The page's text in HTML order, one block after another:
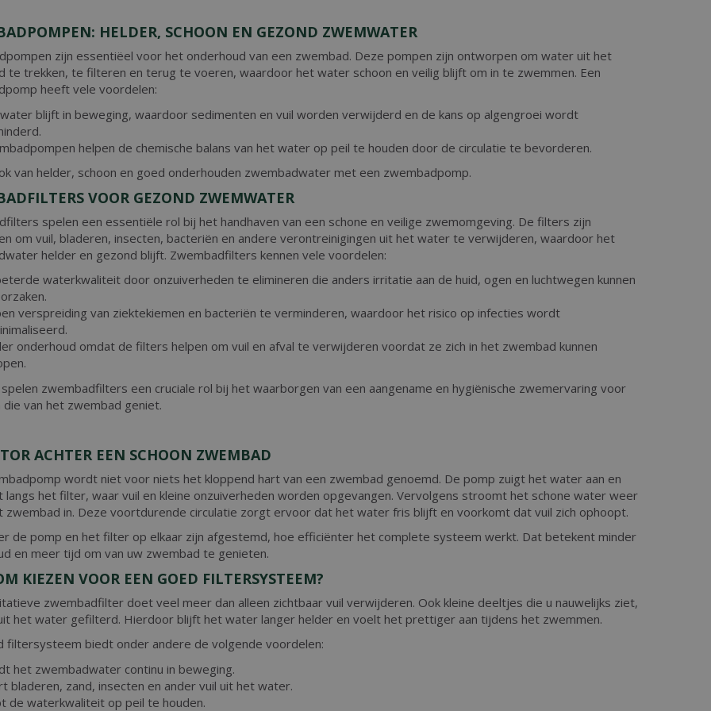
HELDER, SCHOON EN GEZOND ZWEMWATER
zijn essentiëel voor het onderhoud van een zwembad. Deze pompen zijn ontworpen om water uit het
te trekken, te filteren en terug te voeren, waardoor het water schoon en veilig blijft om in te zwemmen. Een
heeft vele voordelen:
blijft in beweging, waardoor sedimenten en vuil worden verwijderd en de kans op algengroei wordt
helpen de chemische balans van het water op peil te houden door de circulatie te bevorderen.
van helder, schoon en goed onderhouden zwembadwater met een zwembadpomp.
VOOR GEZOND ZWEMWATER
spelen een essentiële rol bij het handhaven van een schone en veilige zwemomgeving. De filters zijn
om vuil, bladeren, insecten, bacteriën en andere verontreinigingen uit het water te verwijderen, waardoor het
helder en gezond blijft. Zwembadfilters kennen vele voordelen:
waterkwaliteit door onzuiverheden te elimineren die anders irritatie aan de huid, ogen en luchtwegen kunnen
verspreiding van ziektekiemen en bacteriën te verminderen, waardoor het risico op infecties wordt
onderhoud omdat de filters helpen om vuil en afval te verwijderen voordat ze zich in het zwembad kunnen
zwembadfilters een cruciale rol bij het waarborgen van een aangename en hygiënische zwemervaring voor
van het zwembad geniet.
ACHTER EEN SCHOON ZWEMBAD
wordt niet voor niets het kloppend hart van een zwembad genoemd. De pomp zuigt het water aan en
langs het filter, waar vuil en kleine onzuiverheden worden opgevangen. Vervolgens stroomt het schone water weer
zwembad in. Deze voortdurende circulatie zorgt ervoor dat het water fris blijft en voorkomt dat vuil zich ophoopt.
de pomp en het filter op elkaar zijn afgestemd, hoe efficiënter het complete systeem werkt. Dat betekent minder
en meer tijd om van uw zwembad te genieten.
KIEZEN VOOR EEN GOED FILTERSYSTEEM?
zwembadfilter doet veel meer dan alleen zichtbaar vuil verwijderen. Ook kleine deeltjes die u nauwelijks ziet,
het water gefilterd. Hierdoor blijft het water langer helder en voelt het prettiger aan tijdens het zwemmen.
filtersysteem biedt onder andere de volgende voordelen:
het zwembadwater continu in beweging.
bladeren, zand, insecten en ander vuil uit het water.
de waterkwaliteit op peil te houden.